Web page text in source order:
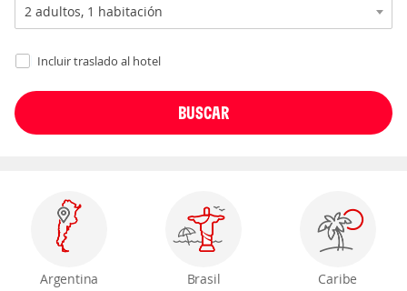
Incluir traslado al hotel
Argentina Brasil Caribe